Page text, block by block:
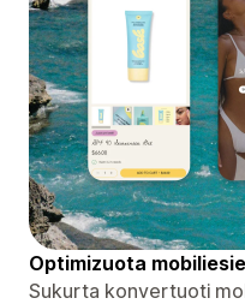
Optimizuota
Sukurta konvertuoti